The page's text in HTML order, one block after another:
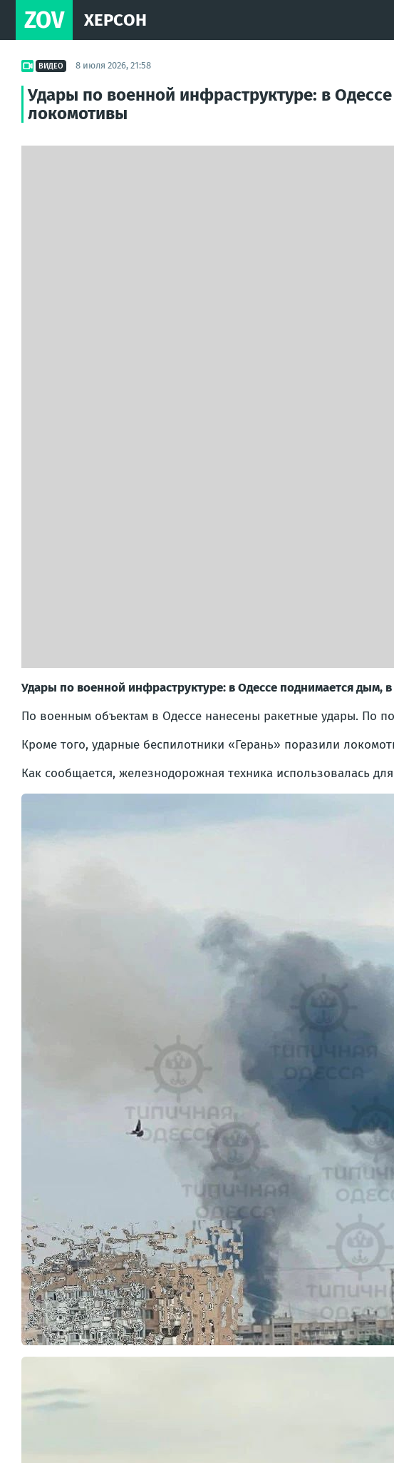
ZOV ХЕРСОН
ВИДЕО 8 июля 2026, 21:58
Удары по военной инфраструктуре: в
локомотивы
Удары по военной инфраструктуре: в Одессе поднимается
По военным объектам в Одессе нанесены ракетные удары. По
Кроме того, ударные беспилотники «Герань» поразили
Как сообщается, железнодорожная техника использовалась